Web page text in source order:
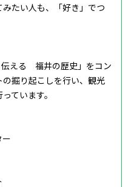
たい人も、「好き」でつ
伝える 福井の歴史」をコン
掘り起こしを行い、観光
ています。